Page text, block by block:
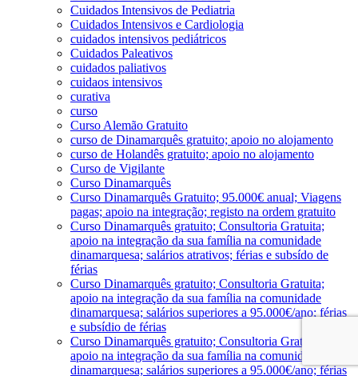
Cuidados Intensivos de Pediatria
Cuidados Intensivos e Cardiologia
cuidados intensivos pediátricos
Cuidados Paleativos
cuidados paliativos
cuidaos intensivos
curativa
curso
Curso Alemão Gratuito
curso de Dinamarquês gratuito; apoio no alojamento
curso de Holandês gratuito; apoio no alojamento
Curso de Vigilante
Curso Dinamarquês
Curso Dinamarquês Gratuito; 95.000€ anual; Viagens
pagas; apoio na integração; registo na ordem gratuito
Curso Dinamarquês gratuito; Consultoria Gratuita;
apoio na integração da sua família na comunidade
dinamarquesa; salários atrativos; férias e subsído de
férias
Curso Dinamarquês gratuito; Consultoria Gratuita;
apoio na integração da sua família na comunidade
dinamarquesa; salários superiores a 95.000€/ano; férias
e subsídio de férias
Curso Dinamarquês gratuito; Consultoria Gratuita;
apoio na integração da sua família na comunidade
dinamarquesa; salários superiores a 95.000€/ano; férias